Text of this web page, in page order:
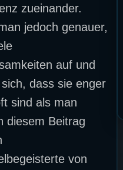
zueinander.
jedoch genauer,
auf und
dass sie enger
sind als man
diesem Beitrag
von